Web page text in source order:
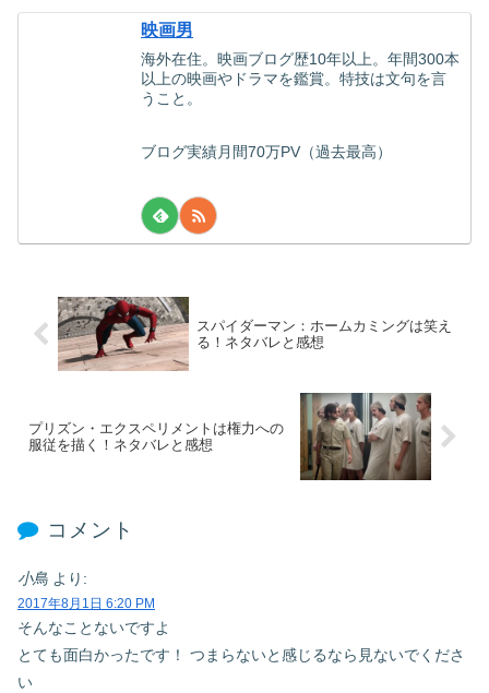
映画男
海外在住。映画ブログ歴10年以上。年間300本
以上の映画やドラマを鑑賞。特技は文句を言
うこと。
ブログ実績月間70万PV（過去最高）
スパイダーマン：ホームカミングは笑え
る！ネタバレと感想
プリズン・エクスペリメントは権力への
服従を描く！ネタバレと感想
コメント
小鳥 より:
2017年8月1日 6:20 PM
そんなことないですよ
とても面白かったです！ つまらないと感じるなら見ないでくださ
い